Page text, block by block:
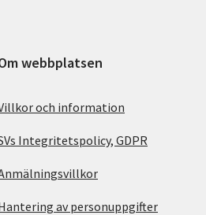
webbplatsen
och information
Integritetspolicy, GDPR
av personuppgifter